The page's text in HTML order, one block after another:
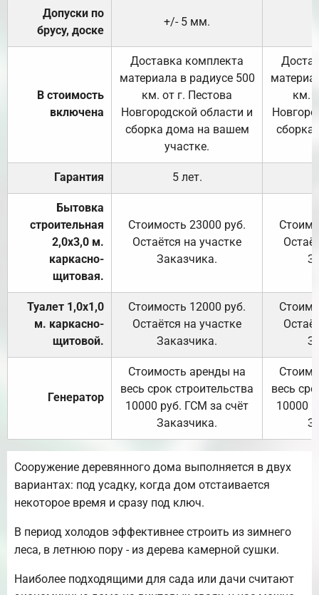
Допуски по
брусу, доске
+/- 5 мм.
В стоимость
включена
Доставка комплекта
материала в радиусе 500
км. от г. Пестова
Новгородской области и
сборка дома на вашем
участке.
км.
Гарантия 5 лет.
Бытовка
строительная
2,0х3,0 м.
каркасно-
щитовая.
Стоимость 23000 руб.
Остаётся на участке
Заказчика.
Туалет 1,0х1,0
м. каркасно-
щитовой.
Стоимость 12000 руб.
Остаётся на участке
Заказчика.
Генератор
Стоимость аренды на
весь срок строительства
10000 руб. ГСМ за счёт
Заказчика.
весь
10000
Сооружение деревянного дома выполняется в двух
вариантах: под усадку, когда дом отстаивается
некоторое время и сразу под ключ.
В период холодов эффективнее строить из зимнего
леса, в летнюю пору - из дерева камерной сушки.
Наиболее подходящими для сада или дачи считают